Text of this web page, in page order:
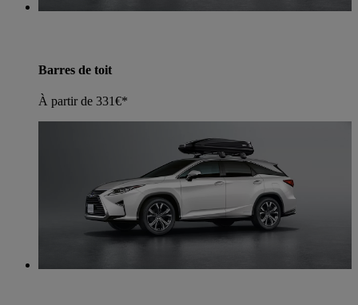
Barres de toit
À partir de 331€*